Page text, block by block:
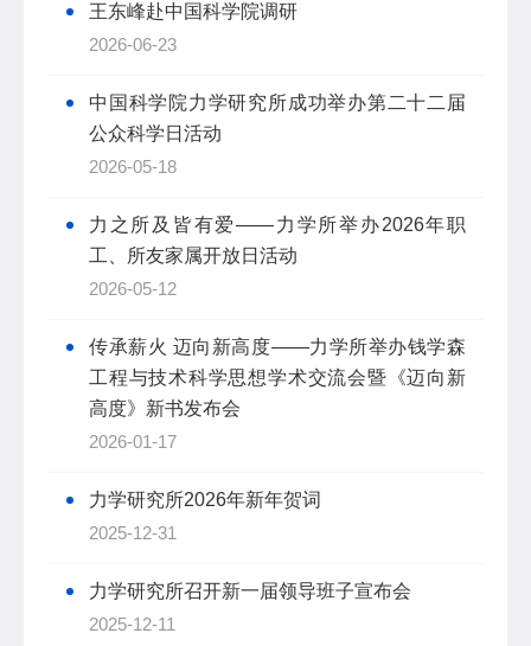
王东峰赴中国科学院调研
2026-06-23
中国科学院力学研究所成功举办第二十二届
公众科学日活动
2026-05-18
力之所及皆有爱——力学所举办2026年职
工、所友家属开放日活动
2026-05-12
传承薪火 迈向新高度——力学所举办钱学森
工程与技术科学思想学术交流会暨《迈向新
高度》新书发布会
2026-01-17
力学研究所2026年新年贺词
2025-12-31
力学研究所召开新一届领导班子宣布会
2025-12-11